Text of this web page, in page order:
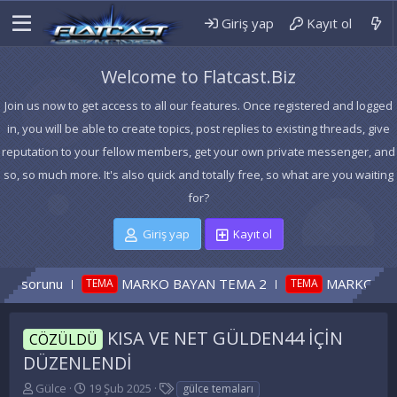
Giriş yap Kayıt ol
Welcome to Flatcast.Biz
Join us now to get access to all our features. Once registered and logged
in, you will be able to create topics, post replies to existing threads, give
reputation to your fellow members, get your own private messenger, and
so, so much more. It's also quick and totally free, so what are you waiting
for?
Giriş yap Kayıt ol
TEMA MARKO BAYAN TEMA 2 TEMA MARKO BAYAN
CÖZÜLDÜ
KISA VE NET GÜLDEN44 İÇİN
DÜZENLENDİ
K
Gülce
B19 Şub 2025
Egülce temaları